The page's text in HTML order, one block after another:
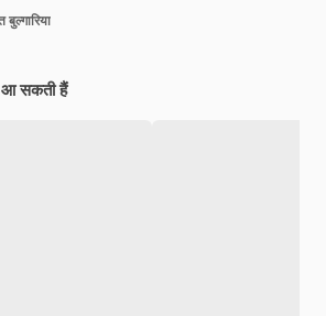
बुल्गारिया
आ सकती हैं